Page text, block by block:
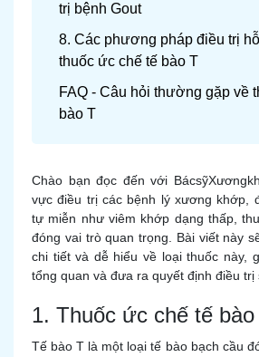
trị bệnh Gout
8. Các phương pháp điều trị
thuốc ức chế tế bào T
FAQ - Câu hỏi thường gặp về
bào T
Chào bạn đọc đến với
vực điều trị các bệnh lý xương khớp,
tự miễn như viêm khớp dạng thấp,
đóng vai trò quan trọng. Bài viết này
chi tiết và dễ hiểu về loại thuốc này,
tổng quan và đưa ra quyết định điều trị
1. Thuốc ức chế tế
Tế bào T là một loại tế bào bạch cầu